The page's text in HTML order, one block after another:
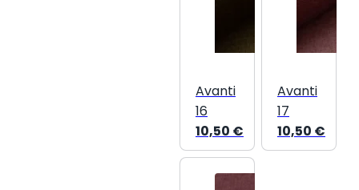
Avanti
16
10,50 €
Avanti
17
10,50 €